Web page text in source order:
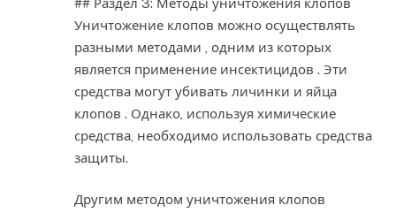
Уничтожение клопов можно осуществлять
разными методами , одним из которых
является применение инсектицидов . Эти
средства могут убивать личинки и яйца
клопов . Однако, используя химические
средства, необходимо использовать средства
защиты.
Другим методом уничтожения клопов